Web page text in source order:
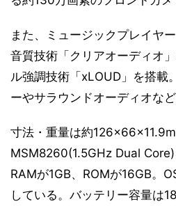
また、ミュージックプレイヤ
音質技術「クリアオーディオ
ル強調技術「xLOUD」を搭載
ーやサラウンドオーディオな
寸法・重量は約
MSM8260(1.5GHz Dual
RAMが1GB、ROMが16GB。
している。バッテリー容量は